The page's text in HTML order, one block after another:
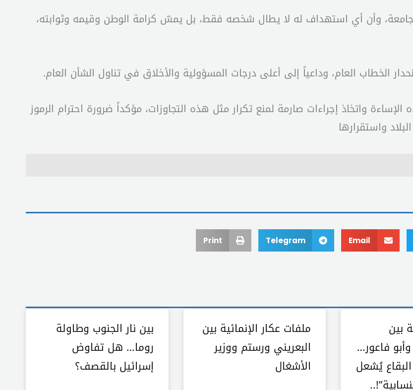
وأن أي استهداف له لا يطال شخصه فقط، بل يمسّ كرامة الوطن وقيمه وثوابته،
الخطاب العام، وداعياً إلى أعلى درجات المسؤولية والأخلاق في تناول الشأن العام.
واتخاذ إجراءات صارمة لمنع تكرار مثل هذه التجاوزات، مؤكداً ضرورة احترام الرموز
واستقرارها
Email
Telegram
Print
بين
وأبو فاعور…
يُشعل
ملفات عكار الإنمائية بين
البعريني ورستم ووزير
الأشغال
بين نار الجنوب وطاولة
روما… هل تفاوض
إسرائيل بالقصف؟